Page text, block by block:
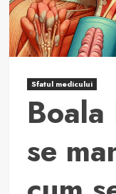
Sfatul medicului
Boala
se